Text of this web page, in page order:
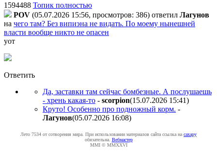
1594488 Топик полностью
POV (05.07.2026 15:56, просмотров: 386) ответил Лaгyнoв
на чего там? Без випиэна не видать. По моему нынешней
власти вообще никто не опасен
уот
Ответить
Да, заставки там сейчас бомбезные. А послушаешь
- хрень какая-то - scorpion(15.07.2026 15:41)
Круто! Особенно про подножный корм. -
Лaгyнoв(05.07.2026 16:08)
Лето 7534 от сотворения мира. При использовании материалов сайта ссылка на caxapу
обязательна. Вебмастер
MMI © MMXXVI